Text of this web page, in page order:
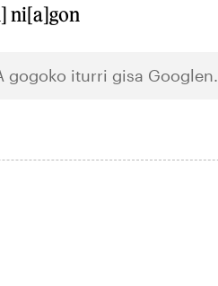
ni[a]gon
gogoko iturri gisa Googlen.